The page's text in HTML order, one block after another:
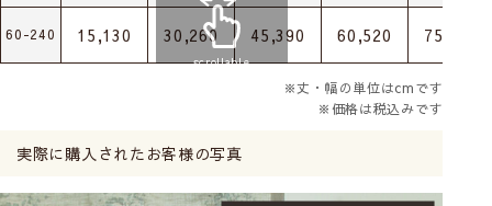
60-240 15,130 30,260 45,390 60,520 75,650
scrollable
※丈・幅の単位はcmです
※価格は税込みです
実際に購入されたお客様の写真